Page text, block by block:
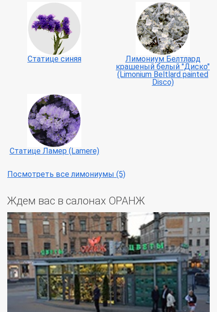
Статице синяя
Лимониум Белтлард
крашеный белый "Диско"
(Limonium Beltlard painted
Disco)
Статице Ламер (Lamere)
Посмотреть все лимониумы (5)
Ждем вас в салонах ОРАНЖ